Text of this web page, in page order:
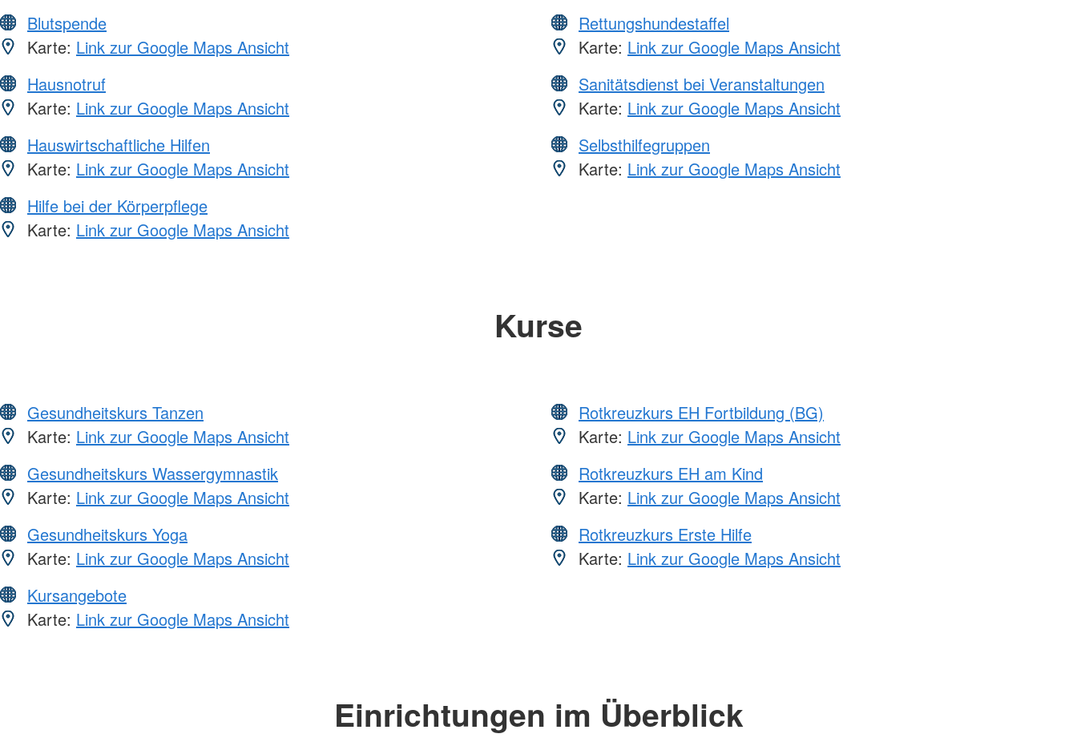
Blutspende
Karte: Link zur Google Maps Ansicht
Hausnotruf
Karte: Link zur Google Maps Ansicht
Hauswirtschaftliche Hilfen
Karte: Link zur Google Maps Ansicht
Hilfe bei der Körperpflege
Karte: Link zur Google Maps Ansicht
Rettungshundestaffel
Karte: Link zur Google Maps Ansicht
Sanitätsdienst bei Veranstaltungen
Karte: Link zur Google Maps Ansicht
Selbsthilfegruppen
Karte: Link zur Google Maps Ansicht
Kurse
Gesundheitskurs Tanzen
Karte: Link zur Google Maps Ansicht
Gesundheitskurs Wassergymnastik
Karte: Link zur Google Maps Ansicht
Gesundheitskurs Yoga
Karte: Link zur Google Maps Ansicht
Kursangebote
Karte: Link zur Google Maps Ansicht
Rotkreuzkurs EH Fortbildung (BG)
Karte: Link zur Google Maps Ansicht
Rotkreuzkurs EH am Kind
Karte: Link zur Google Maps Ansicht
Rotkreuzkurs Erste Hilfe
Karte: Link zur Google Maps Ansicht
Einrichtungen im Überblick